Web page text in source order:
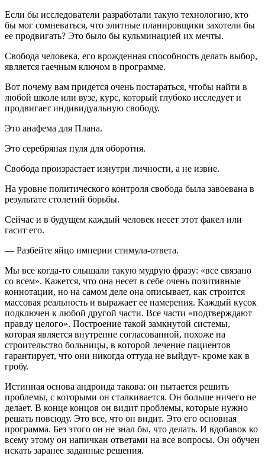
Если бы исследователи разработали такую технологию, кто
бы мог сомневаться, что элитные планировщики захотели бы
ее продвигать? Это было бы кульминацией их мечты.
Свобода человека, его врожденная способность делать выбор,
является гаечным ключом в программе.
Вот почему вам придется очень постараться, чтобы найти в
любой школе или вузе, курс, который глубоко исследует и
продвигает индивидуальную свободу.
Это анафема для Плана.
Это серебряная пуля для оборотня.
Свобода произрастает изнутри личности, а не извне.
На уровне политического контроля свобода была завоевана в
результате столетий борьбы.
Сейчас и в будущем каждый человек несет этот факел или
гасит его.
— Разбейте яйцо империи стимула-ответа.
Мы все когда-то слышали такую мудрую фразу: «все связано
со всем». Кажется, что она несет в себе очень позитивные
коннотации, но на самом деле она описывает, как строится
массовая реальность и выражает ее намерения. Каждый кусок
подключен к любой другой части. Все части «подтверждают
правду целого». Построение такой замкнутой системы,
которая является внутренне согласованной, похоже на
строительство больницы, в которой лечение пациентов
гарантирует, что они никогда оттуда не выйдут- кроме как в
гробу.
Истинная основа андроида такова: он пытается решить
проблемы, с которыми он сталкивается. Он больше ничего не
делает. В конце концов он видит проблемы, которые нужно
решать повсюду. Это все, что он видит. Это его основная
программа. Без этого он не знал бы, что делать. И вдобавок ко
всему этому он напичкан ответами на все вопросы. Он обучен
искать заранее заданные решения.